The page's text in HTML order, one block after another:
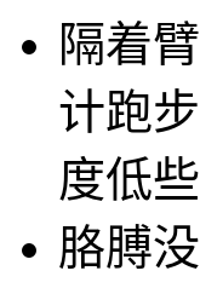
隔着
计跑
度低
胳膊